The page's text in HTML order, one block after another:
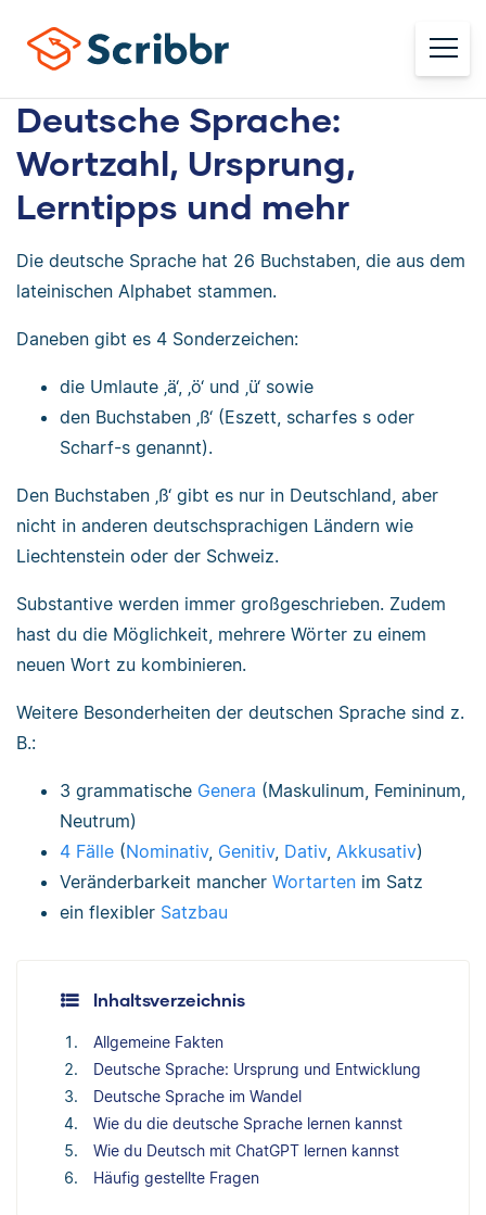
Deutsche Sprache:
Wortzahl, Ursprung,
Lerntipps und mehr
Die deutsche Sprache hat 26 Buchstaben, die aus dem
lateinischen Alphabet stammen.
Daneben gibt es 4 Sonderzeichen:
die Umlaute ‚ä‘, ‚ö‘ und ‚ü‘ sowie
den Buchstaben ‚ß‘ (Eszett, scharfes s oder
Scharf-s genannt).
Den Buchstaben ‚ß‘ gibt es nur in Deutschland, aber
nicht in anderen deutschsprachigen Ländern wie
Liechtenstein oder der Schweiz.
Substantive werden immer großgeschrieben. Zudem
hast du die Möglichkeit, mehrere Wörter zu einem
neuen Wort zu kombinieren.
Weitere Besonderheiten der deutschen Sprache sind z.
B.:
3 grammatische Genera (Maskulinum, Femininum,
Neutrum)
4 Fälle (Nominativ, Genitiv, Dativ, Akkusativ)
Veränderbarkeit mancher Wortarten im Satz
ein flexibler Satzbau
Inhaltsverzeichnis
Allgemeine Fakten
Deutsche Sprache: Ursprung und Entwicklung
Deutsche Sprache im Wandel
Wie du die deutsche Sprache lernen kannst
Wie du Deutsch mit ChatGPT lernen kannst
Häufig gestellte Fragen